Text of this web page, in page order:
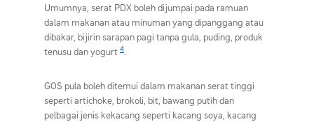
Umumnya, serat PDX boleh dijumpai pada ramuan
dalam makanan atau minuman yang dipanggang atau
dibakar, bijirin sarapan pagi tanpa gula, puding, produk
tenusu dan yogurt 4.
GOS pula boleh ditemui dalam makanan serat tinggi
seperti artichoke, brokoli, bit, bawang putih dan
pelbagai jenis kekacang seperti kacang soya, kacang